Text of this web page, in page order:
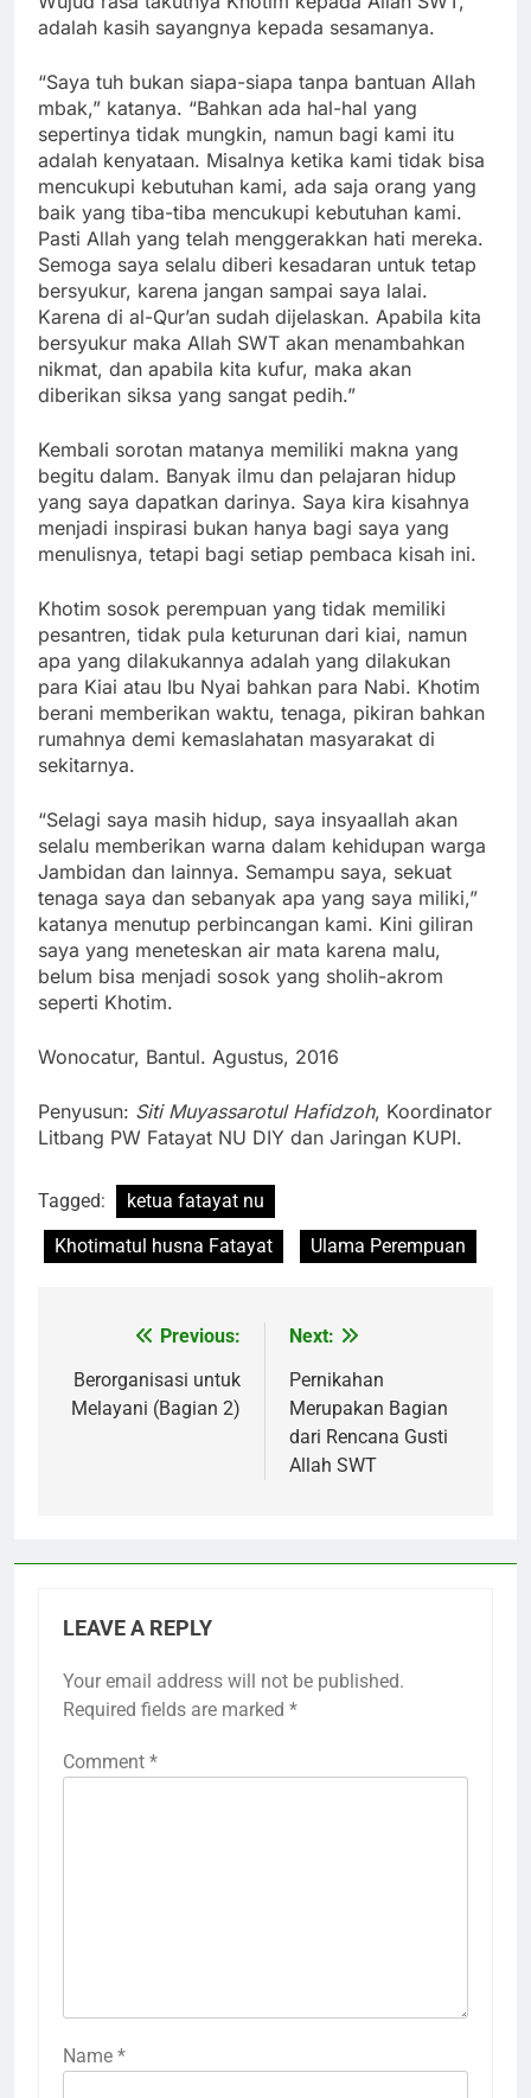
adalah kasih sayangnya kepada sesamanya.
“Saya tuh bukan siapa-siapa tanpa bantuan Allah
mbak,” katanya. “Bahkan ada hal-hal yang
sepertinya tidak mungkin, namun bagi kami itu
adalah kenyataan. Misalnya ketika kami tidak bisa
mencukupi kebutuhan kami, ada saja orang yang
baik yang tiba-tiba mencukupi kebutuhan kami.
Pasti Allah yang telah menggerakkan hati mereka.
Semoga saya selalu diberi kesadaran untuk tetap
bersyukur, karena jangan sampai saya lalai.
Karena di al-Qur’an sudah dijelaskan. Apabila kita
bersyukur maka Allah SWT akan menambahkan
nikmat, dan apabila kita kufur, maka akan
diberikan siksa yang sangat pedih.”
Kembali sorotan matanya memiliki makna yang
begitu dalam. Banyak ilmu dan pelajaran hidup
yang saya dapatkan darinya. Saya kira kisahnya
menjadi inspirasi bukan hanya bagi saya yang
menulisnya, tetapi bagi setiap pembaca kisah ini.
Khotim sosok perempuan yang tidak memiliki
pesantren, tidak pula keturunan dari kiai, namun
apa yang dilakukannya adalah yang dilakukan
para Kiai atau Ibu Nyai bahkan para Nabi. Khotim
berani memberikan waktu, tenaga, pikiran bahkan
rumahnya demi kemaslahatan masyarakat di
sekitarnya.
“Selagi saya masih hidup, saya insyaallah akan
selalu memberikan warna dalam kehidupan warga
Jambidan dan lainnya. Semampu saya, sekuat
tenaga saya dan sebanyak apa yang saya miliki,”
katanya menutup perbincangan kami. Kini giliran
saya yang meneteskan air mata karena malu,
belum bisa menjadi sosok yang sholih-akrom
seperti Khotim.
Wonocatur, Bantul. Agustus, 2016
Penyusun: Siti Muyassarotul Hafidzoh, Koordinator
Litbang PW Fatayat NU DIY dan Jaringan KUPI.
Tagged:
ketua fatayat nu
Khotimatul husna Fatayat
Ulama Perempuan
navigation
Previous:
Berorganisasi untuk
Melayani (Bagian 2)
Next:
Pernikahan
Merupakan Bagian
dari Rencana Gusti
Allah SWT
LEAVE A REPLY
Your email address will not be published.
Required fields are marked *
Comment *
Name *